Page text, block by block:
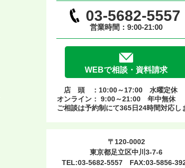
03-5682-5557
営業時間：9:00-21:00
WEBで相談・資料請求
店 頭 ：10:00～17:00 水曜定休
オンライン： 9:00～21:00 年中無休
ご相談は予約制にて365日24時間対応し
〒120-0002
東京都足立区中川3-7-6
TEL:03-5682-5557 FAX:03-5856-